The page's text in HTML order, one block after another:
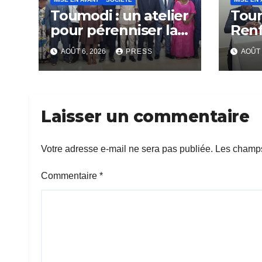
Toumodi : un atelier
pour pérenniser la
lutte anti-tabac
AOÛT 6, 2026 PRESS AOÛT
Laisser un commentaire
Votre adresse e-mail ne sera pas publiée. Les
Commentaire *